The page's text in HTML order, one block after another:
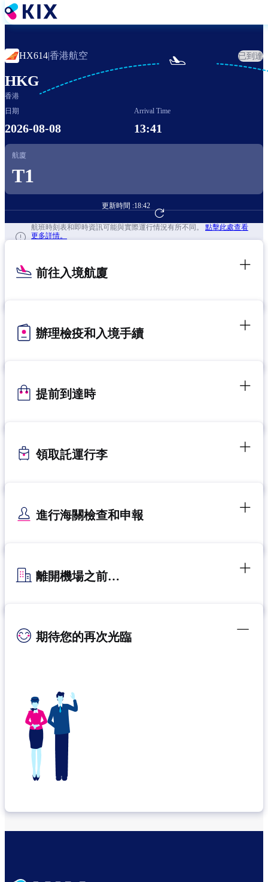
移
至
內
容
HX614|香港航空 已到達
HKG
香港

日期
2026-08-08
Arrival Time
13:41
航廈
T1
更新時間 :18:42
前往航班預訂
航班時刻表和即時資訊可能與實際運行情況有所不同。 點擊此處查看
更多詳情。
前往入境航廈
辦理檢疫和入境手續
提前到達時
領取託運行李
進行海關檢查和申報
離開機場之前…
期待您的再次光臨